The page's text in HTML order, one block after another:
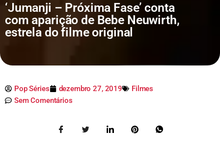
‘Jumanji – Próxima Fase’ conta
com aparição de Bebe Neuwirth,
estrela do filme original
Pop Séries dezembro 27, 2019
Filmes
Sem Comentários